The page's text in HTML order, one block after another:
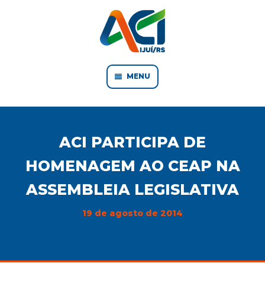
MENU
ACI PARTICIPA DE
HOMENAGEM AO CEAP NA
ASSEMBLEIA LEGISLATIVA
19 de agosto de 2014